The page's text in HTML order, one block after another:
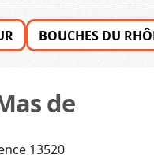
de
13520
et leur